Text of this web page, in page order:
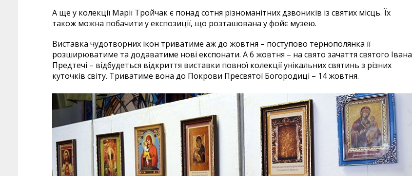
А ще у колекції Марії Тройчак є понад сотня різноманітних дзвоників із святих місць. Їх
також можна побачити у експозиції, що розташована у фойє музею.
Виставка чудотворних ікон триватиме аж до жовтня – поступово тернополянка її
розширюватиме та додаватиме нові експонати. А 6 жовтня – на свято зачаття святого Івана
Предтечі – відбудеться відкриття виставки повної колекції унікальних святинь з різних
куточків світу. Триватиме вона до Покрови Пресвятої Богородиці – 14 жовтня.